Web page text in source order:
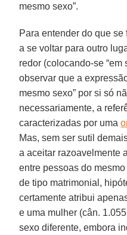
mesmo sexo”.
Para entender do que
a se voltar para outro
redor (colocando-se “em
observar que a
mesmo sexo” por si só
necessariamente, a
caracterizadas por uma
Mas, sem ser sutil
a aceitar razoavelmente
entre pessoas do
de tipo matrimonial,
certamente atribui
e uma mulher (cân.
sexo diferente, embora